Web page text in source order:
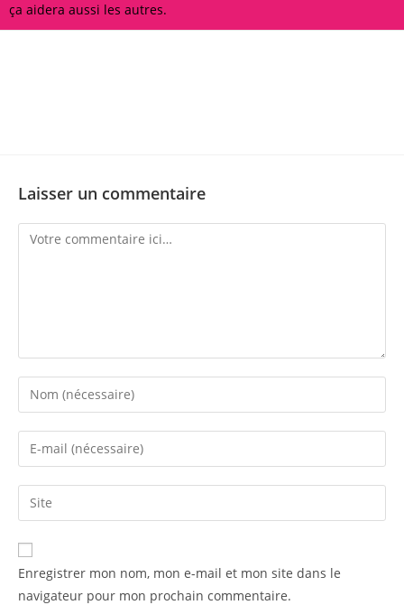
ça aidera aussi les autres.
Laisser un commentaire
Comment
Enter
your
name
comment
Enter
your
email
address
comment
Enter
your
website
URL
(optional)
Enregistrer mon nom, mon e-mail et mon site dans le
navigateur pour mon prochain commentaire.